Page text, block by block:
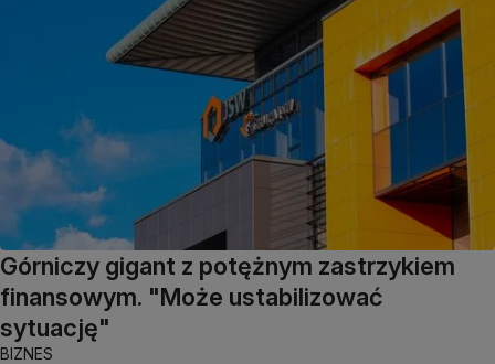
Górniczy gigant z potężnym zastrzykiem
finansowym. "Może ustabilizować
sytuację"
BIZNES